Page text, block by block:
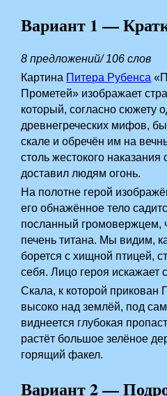
Вариант 1 —
8 предложений/ 106 слов
Картина Питера Рубенса
Прометей» изображает
который, согласно сюжету
древнегреческих мифов,
скале и обречён им на
столь жестокого наказания
доставил людям огонь.
На полотне герой
его обнажённое тело
посланный громовержцем,
печень титана. Мы видим,
борется с хищной птицей,
себя. Лицо героя искажает
Скала, к которой прикован
высоко над землёй, под
виднеется глубокая
растёт большое зелёное
горящий факел.
Вариант 2 —